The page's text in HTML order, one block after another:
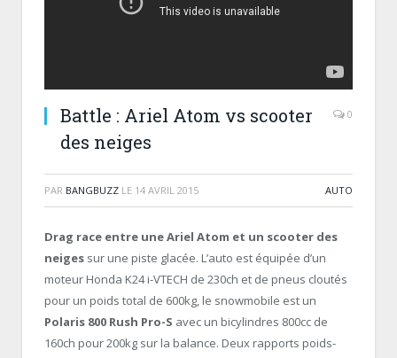
Battle : Ariel Atom vs scooter
des neiges
0
PAR BANGBUZZ LE 14 AVRIL 2015 AUTO
Drag race entre une Ariel Atom et un scooter des
neiges sur une piste glacée. L’auto est équipée d’un
moteur Honda K24 i-VTECH de 230ch et de pneus cloutés
pour un poids total de 600kg, le snowmobile est un
Polaris 800 Rush Pro-S avec un bicylindres 800cc de
160ch pour 200kg sur la balance. Deux rapports poids-